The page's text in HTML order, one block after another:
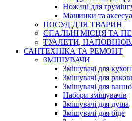
Ножиці для
Машинки та
ПОСУД ДЛЯ ТВАРИН
СПАЛЬНІ МІСЦЯ ТА
ТУАЛЕТИ,
САНТЕХНІКА ТА РЕМОНТ
ЗМІШУВАЧИ
Змішувачі для
Змішувачі для
Змішувачі для
Набори змішувачів
Змішувачі для душа
Змішувачі для біде